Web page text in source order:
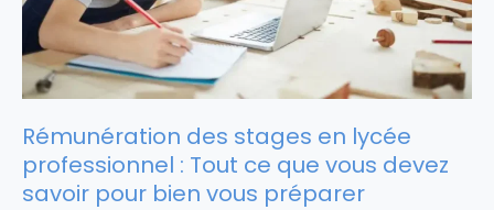
Rémunération des stages en lycée
professionnel : Tout ce que vous devez
savoir pour bien vous préparer